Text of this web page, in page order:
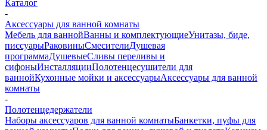
Каталог
-
Аксессуары для ванной комнаты
Мебель для ваннойВанны и комплектующиеУнитазы, биде,
писсуарыРаковиныСмесителиДушевая
программаДушевыеСливы переливы и
сифоныИнсталляцииПолотенцесушители для
ваннойКухонные мойки и аксессуарыАксессуары для ванной
комнаты
-
Полотенцедержатели
Наборы аксессуаров для ванной комнатыБанкетки, пуфы для